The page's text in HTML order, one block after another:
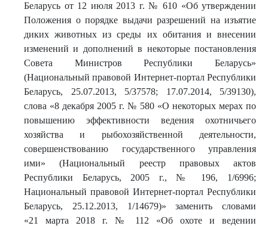
Беларусь от 12 июля 2013 г. № 610 «Об утверждении
Положения о порядке выдачи разрешений на изъятие
диких животных из среды их обитания и внесении
изменений и дополнений в некоторые постановления
Совета Министров Республики Беларусь»
(Национальный правовой Интернет-портал Республики
Беларусь, 25.07.2013, 5/37578; 17.07.2014, 5/39130),
слова «8 декабря 2005 г. № 580 «О некоторых мерах по
повышению эффективности ведения охотничьего
хозяйства и рыбохозяйственной деятельности,
совершенствованию государственного управления
ими» (Национальный реестр правовых актов
Республики Беларусь, 2005 г., № 196, 1/6996;
Национальный правовой Интернет-портал Республики
Беларусь, 25.12.2013, 1/14679)» заменить словами
«21 марта 2018 г. № 112 «Об охоте и ведении